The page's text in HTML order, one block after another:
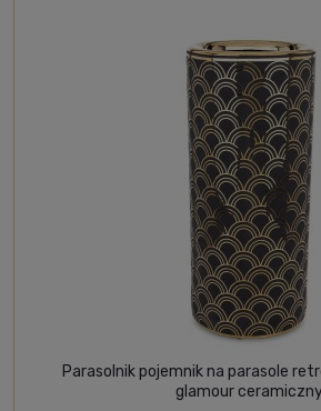
Parasolnik pojemnik na parasole
glamour